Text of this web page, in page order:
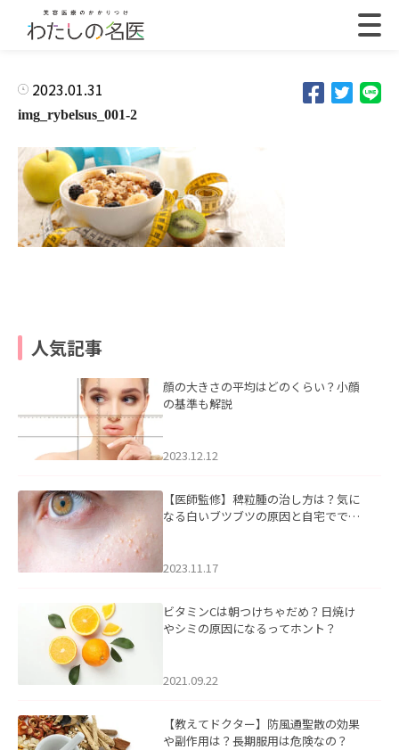
2023.01.31
img_rybelsus_001-2
人気記事
顔の大きさの平均はどのくらい？小顔
の基準も解説
2023.12.12
【医師監修】稗粒腫の治し方は？気に
なる白いブツブツの原因と自宅ででき
2023.11.17
ビタミンCは朝つけちゃだめ？日焼け
やシミの原因になるってホント？
2021.09.22
【教えてドクター】防風通聖散の効果
や副作用は？長期服用は危険なの？